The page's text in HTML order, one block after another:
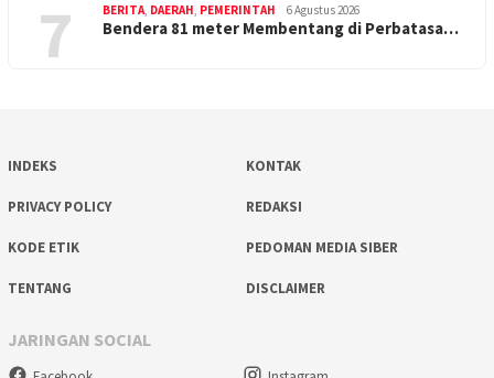
7 BERITA DAERAH PEMERINTAH 6 Agustus 2026
Bendera 81 meter Membentang di Perbatasa…
INDEKS KONTAK
PRIVACY POLICY REDAKSI
KODE ETIK PEDOMAN MEDIA SIBER
TENTANG DISCLAIMER
JARINGAN SOCIAL